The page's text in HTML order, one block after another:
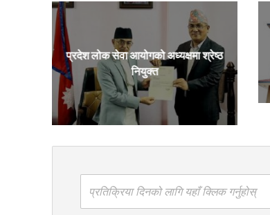
प्रदेश लोक सेवा आयोगको अध्यक्षमा श्रेष्ठ
नियुक्त
प्रतिक्रिया दिनको लागि यहाँ क्लिक गर्नुहोस्